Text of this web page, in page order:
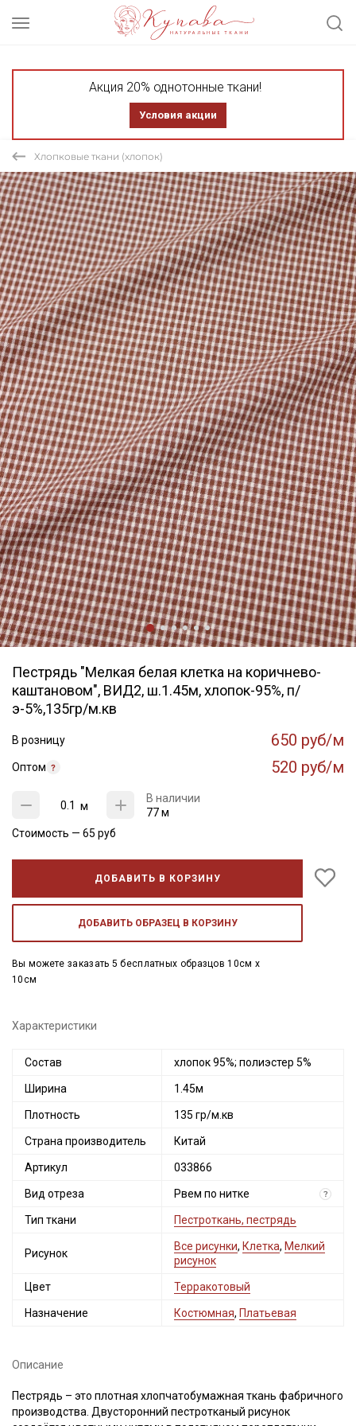
Акция 20% однотонные ткани!
Условия акции
Хлопковые ткани (хлопок)
Пестрядь "Мелкая белая клетка на коричнево-
каштановом", ВИД2, ш.1.45м, хлопок-95%, п/
э-5%,135гр/м.кв
В розницу 650 руб/м
Оптом 520 руб/м
м
В наличии
77 м
Стоимость — 65 руб
ДОБАВИТЬ В КОРЗИНУ
ДОБАВИТЬ ОБРАЗЕЦ В КОРЗИНУ
Вы можете заказать 5 бесплатных образцов 10см x
10см
Характеристики
Состав хлопок 95%; полиэстер 5%
Ширина 1.45м
Плотность 135 гр/м.кв
Страна производитель Китай
Артикул 033866
Вид отреза Рвем по нитке ?
Тип ткани Пестроткань, пестрядь
Рисунок
Все рисунки, Клетка, Мелкий
рисунок
Цвет Терракотовый
Назначение Костюмная, Платьевая
Описание
Пестрядь – это плотная хлопчатобумажная ткань фабричного
производства. Двусторонний пестротканый рисунок